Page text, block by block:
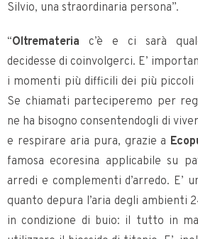
Silvio, una straordinaria persona”.
“Oltremateria c’è e ci sarà
decidesse di coinvolgerci. E’
i momenti più difficili dei più
Se chiamati parteciperemo per
ne ha bisogno consentendogli di
e respirare aria pura, grazie a
famosa ecoresina applicabile su
arredi e complementi d’arredo. E’
quanto depura l’aria degli ambienti
in condizione di buio: il tutto in